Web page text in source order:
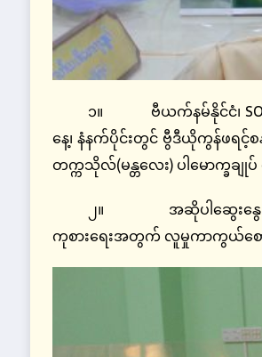
၁။ ဗီယက်နမ်နိုင်ငံ၊
နေ့၊ နံနက်ပိုင်းတွင် ဗွီဒီယိုကွန်ဖရင့်
တက္ကသိုလ်(မန္တလေး) ပါမောက္ခခ
၂။ အဆိုပါဆွေးနွေးပွဲသို့
ကုစားရေးအတွက် လူမှုကာကွယ်စော